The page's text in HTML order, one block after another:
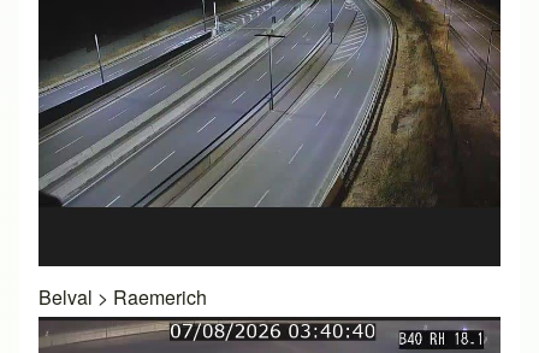
Belval > Raemerich